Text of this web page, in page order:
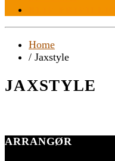
Home
/ Jaxstyle
JAXSTYLE
ARRANGØR